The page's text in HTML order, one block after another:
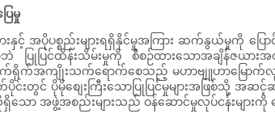
ေမှု
ယားနှင့် အပိုပစ္စည်းများရရှိနိုင်မှုအကြား ဆက်နွယ်
ာ့ဘဲ ပြုပြင်ထိန်းသိမ်းမှုကို စီစဉ်ထားသောအချိန်
ရိုက်အကျိုးသက်ရောက်စေသည့် မဟာဗျူဟာမြောက်
ပိုင်းတွင် ပိုမိုစျေးကြီးသောပြုပြင်မှုများအဖြစ်သို့
ာ အဖွဲ့အစည်းများသည် ဝန်ဆောင်မှုလုပ်ငန်းများကို